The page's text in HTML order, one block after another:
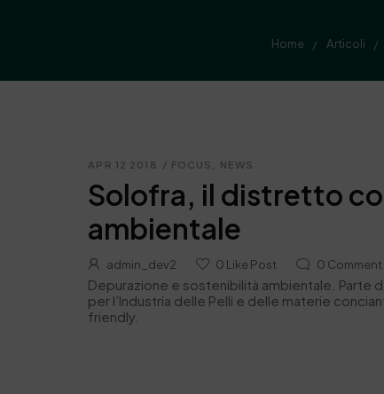
Home / Articoli /
APR 12 2018 / FOCUS NEWS
Solofra, il distretto
ambientale
admin_dev2 0 Like Post 0 Comment
Depurazione e sostenibilità ambientale. Parte
per l’Industria delle Pelli e delle materie
friendly.